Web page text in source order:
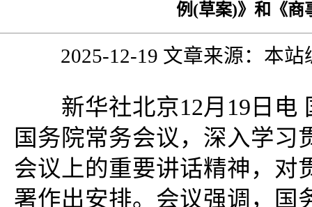
例(草案)》和《商
2025-12-19 文章来源：本
新华社北京12月19日电
国务院常务会议，深入学习
会议上的重要讲话精神，对
署作出安排。会议强调，国